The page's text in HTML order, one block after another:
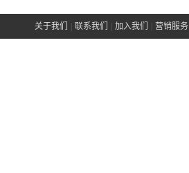
关于我们 联系我们 加入我们 营销服务